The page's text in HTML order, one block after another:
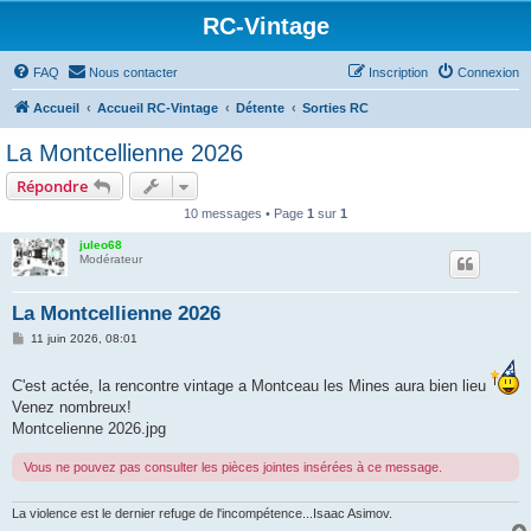
RC-Vintage
FAQ Nous contacter Connexion
Inscription
Accueil Accueil RC-Vintage Détente Sorties RC
La Montcellienne 2026
Répondre
10 messages • Page 1 sur 1
juleo68
Modérateur
La Montcellienne 2026
M
a
g
11 juin 2026, 08:01
C'est actée, la rencontre vintage a Montceau les Mines aura bien lieu
Venez nombreux!
Montcelienne 2026.jpg
Vous ne pouvez pas consulter les pièces jointes insérées à ce message.
La violence est le dernier refuge de l'incompétence...Isaac Asimov.